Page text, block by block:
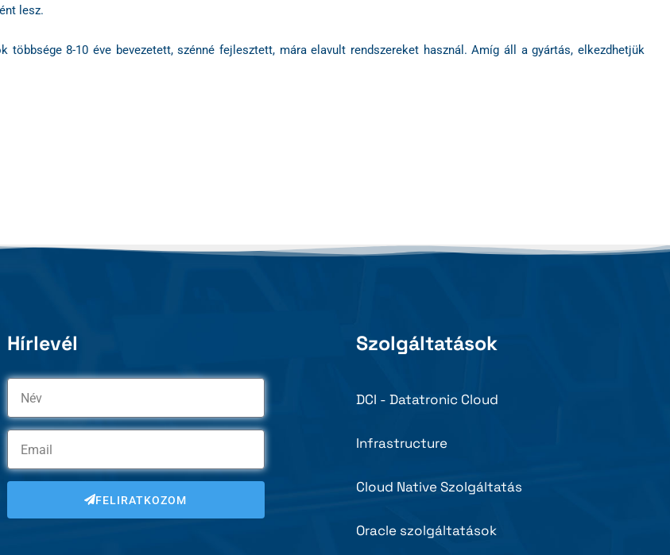
lesz.
8-10 éve bevezetett, szénné fejlesztett, mára elavult rendszereket használ. Amíg áll a gyártás, elkezdhetjük
Hírlevél
FELIRATKOZOM
Szolgáltatások
DCI - Datatronic Cloud
Infrastructure
Cloud Native Szolgáltatás
Oracle szolgáltatások